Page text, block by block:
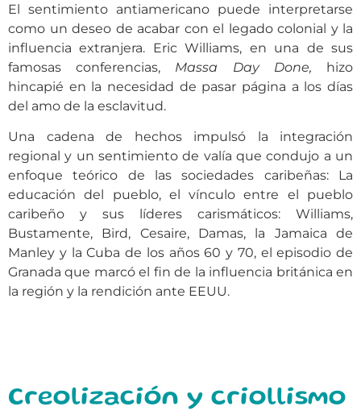
El sentimiento antiamericano puede interpretarse
como un deseo de acabar con el legado colonial y la
influencia extranjera. Eric Williams, en una de sus
famosas conferencias, Massa Day Done, hizo
hincapié en la necesidad de pasar página a los días
del amo de la esclavitud.
Una cadena de hechos impulsó la integración
regional y un sentimiento de valía que condujo a un
enfoque teórico de las sociedades caribeñas: La
educación del pueblo, el vínculo entre el pueblo
caribeño y sus líderes carismáticos: Williams,
Bustamente, Bird, Cesaire, Damas, la Jamaica de
Manley y la Cuba de los años 60 y 70, el episodio de
Granada que marcó el fin de la influencia británica en
la región y la rendición ante EEUU.
Creolización y criollismo